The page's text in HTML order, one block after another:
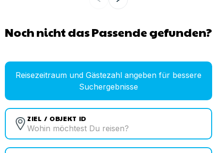
Noch nicht das Passende gefunden?
Reisezeitraum und Gästezahl angeben für bessere
Suchergebnisse
ZIEL / OBJEKT ID